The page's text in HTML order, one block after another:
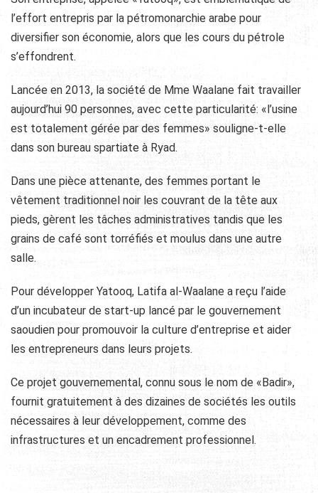
l’effort entrepris par la pétromonarchie arabe pour
diversifier son économie, alors que les cours du pétrole
s’effondrent.
Lancée en 2013, la société de Mme Waalane fait travailler
aujourd’hui 90 personnes, avec cette particularité: «l’usine
est totalement gérée par des femmes» souligne-t-elle
dans son bureau spartiate à Ryad.
Dans une pièce attenante, des femmes portant le
vêtement traditionnel noir les couvrant de la tête aux
pieds, gèrent les tâches administratives tandis que les
grains de café sont torréfiés et moulus dans une autre
salle.
Pour développer Yatooq, Latifa al-Waalane a reçu l’aide
d’un incubateur de start-up lancé par le gouvernement
saoudien pour promouvoir la culture d’entreprise et aider
les entrepreneurs dans leurs projets.
Ce projet gouvernemental, connu sous le nom de «Badir»,
fournit gratuitement à des dizaines de sociétés les outils
nécessaires à leur développement, comme des
infrastructures et un encadrement professionnel.